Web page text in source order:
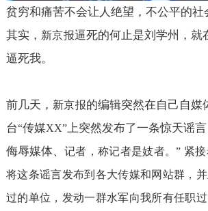
贫穷和痛苦不会让人绝望，不公平的社
其实， 新京报逼死的何止是刘学州，就
逼死我。
前几天， 新京报的编辑突然在自己自媒
台“传媒XX”上突然发布了一条惊天谣言
侮辱媒体、 记者，称记者是妓者。” 紧
将这条谣言发布到各大传媒和网站群，
过的单位，发动一群水军向我所有任职